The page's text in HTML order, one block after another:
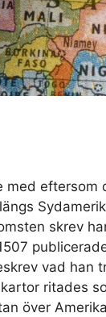
med eftersom
skrev
vad han
ritades
över